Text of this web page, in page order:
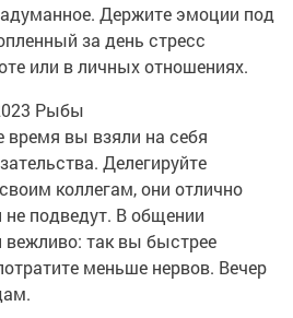
Держите эмоции под
за день стресс
или в личных отношениях.
Рыбы
время вы взяли на себя
Делегируйте
коллегам, они отлично
не подведут. В общении
вежливо: так вы быстрее
меньше нервов. Вечер